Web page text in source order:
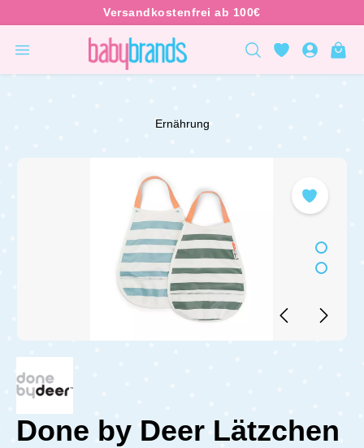
Ernährung
Done by Deer Lätzchen